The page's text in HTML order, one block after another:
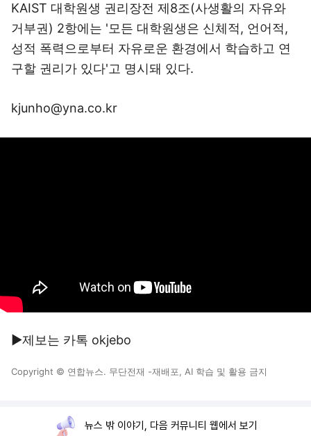
KAIST 대학원생 권리장전 제8조(사생활의 자유와
거부권) 2항에는 '모든 대학원생은 신체적, 언어적,
성적 폭력으로부터 자유로운 환경에서 학습하고 연
구할 권리가 있다'고 명시돼 있다.
kjunho@yna.co.kr
▶제보는 카톡 okjebo
Copyright © 연합뉴스. 무단전재 -재배포, AI 학습 및 활용 금지
뉴스 밖 이야기, 다음 커뮤니티 웹에서 보기